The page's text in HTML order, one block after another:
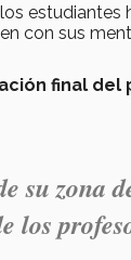
con sus
final del
su zona
los